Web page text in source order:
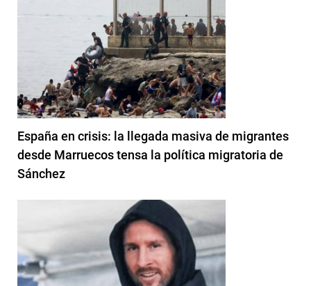
España en crisis: la llegada masiva de migrantes
desde Marruecos tensa la política migratoria de
Sánchez